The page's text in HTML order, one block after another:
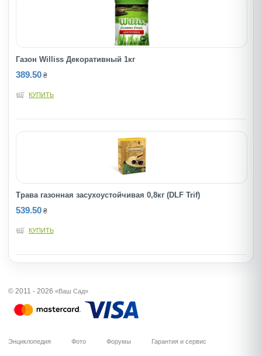
Газон Williss Декоративный 1кг
389.50 ₴
КУПИТЬ
Трава газонная засухоустойчивая 0,8кг (DLF Trif)
539.50 ₴
КУПИТЬ
© 2011 - 2026 «Ваш Сад»
Энциклопедия Фото Форумы Гарантия и сервис